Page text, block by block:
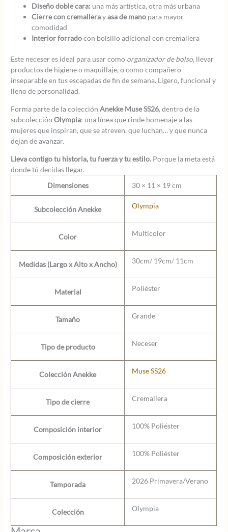
Diseño doble cara: una más artística, otra más urbana
Cierre con cremallerayasa de mano para mayor
comodidad
Interior forradocon bolsillo adicional con cremallera
Este neceser es ideal para usar como organizador de bolso, llevar
productos de higiene o maquillaje, o como compañero
inseparable en tus escapadas de fin de semana. Ligero, funcional y
lleno de personalidad.
Forma parte de la colecciónAnekke Muse SS26, dentro de la
subcolecciónOlympia: una línea que rinde homenaje a las
mujeres que inspiran, que se atreven, que luchan… y que nunca
dejan de avanzar.
Lleva contigo tu historia, tu fuerza y tu estilo. Porque la meta está
donde tú decidas llegar.
Dimensiones
30 × 11 × 19 cm
Subcolección Anekke Olympia
Color Multicolor
Medidas (Largo x Alto x Ancho) 30cm/ 19cm/ 11cm
Material Poliéster
Tamaño Grande
Tipo de producto Neceser
Colección Anekke Muse SS26
Tipo de cierre Cremallera
Composición interior 100% Poliéster
Composición exterior 100% Poliéster
Temporada 2026 Primavera/Verano
Colección Olympia